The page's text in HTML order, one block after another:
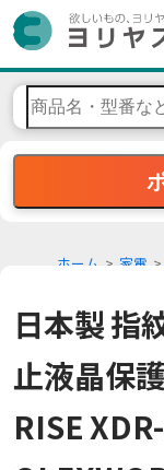
ホーム 家電
日本製 指
止液晶保
RISE